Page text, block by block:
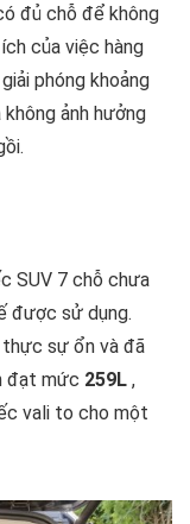
đủ chỗ để không
của việc hàng
phóng khoảng
ảnh hưởng
SUV 7 chỗ chưa
được sử dụng.
thực sự ổn và đã
đạt mức 259L ,
vali to cho một